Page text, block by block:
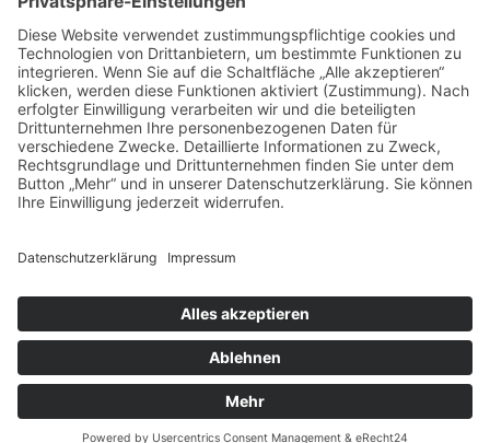
Tod und die Vergänglichkeit.
Mehr Infos zum E-Book →
E-Book
kostenlos
zum
Newsletter
© 2016-2026 Ralph Kurz | Impressum
Kontakt
Als Amazon-Partner verdiene ich an qualifizierten Verkäufen.